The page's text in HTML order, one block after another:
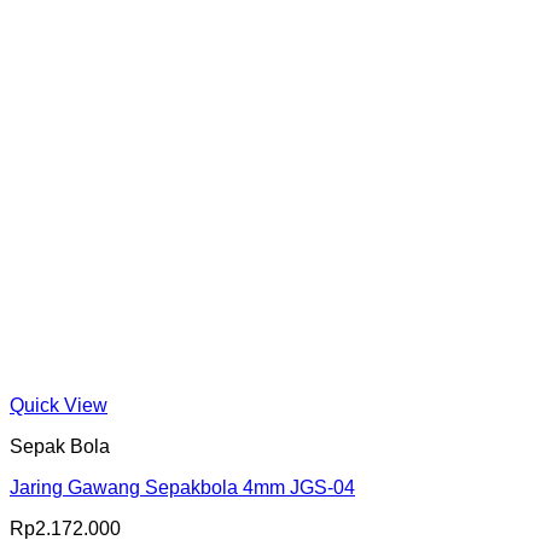
Quick View
Sepak Bola
Jaring Gawang Sepakbola 4mm JGS-04
Rp2.172.000